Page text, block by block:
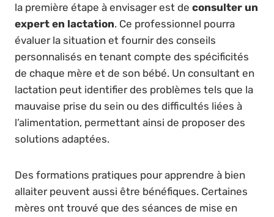
la première étape à envisager est de consulter un
expert en lactation. Ce professionnel pourra
évaluer la situation et fournir des conseils
personnalisés en tenant compte des spécificités
de chaque mère et de son bébé. Un consultant en
lactation peut identifier des problèmes tels que la
mauvaise prise du sein ou des difficultés liées à
l’alimentation, permettant ainsi de proposer des
solutions adaptées.
Des formations pratiques pour apprendre à bien
allaiter peuvent aussi être bénéfiques. Certaines
mères ont trouvé que des séances de mise en